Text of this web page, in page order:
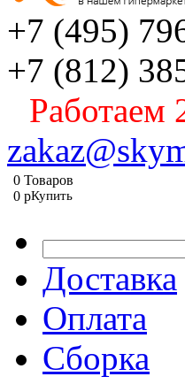
+7 (495)
+7 (812)
Работаем
0 Товаров
0 pКупить
Доставка
Оплата
Сборка